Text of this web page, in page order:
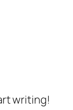
writing!